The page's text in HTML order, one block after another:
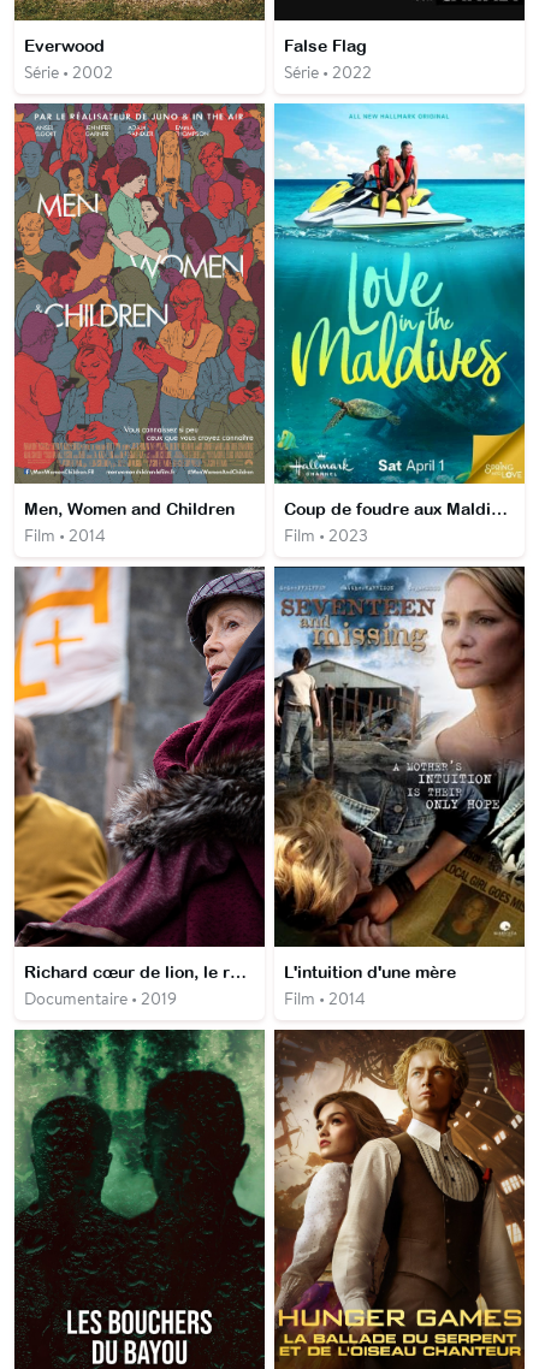
Everwood
Série • 2002
False Flag
Série • 2022
Men, Women and Children
Film • 2014
Coup de foudre aux Maldives
Film • 2023
Richard cœur de lion, le roi pris au piège
Documentaire • 2019
L'intuition d'une mère
Film • 2014